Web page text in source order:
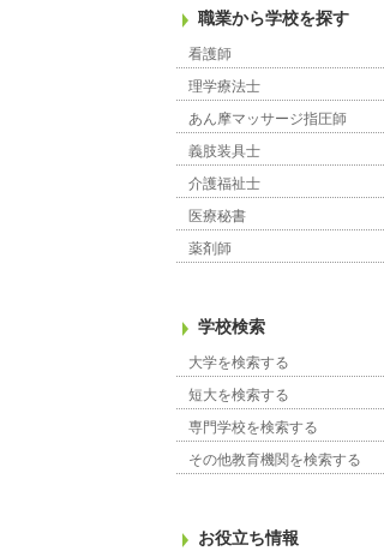
職業から学校を探す
看護師
理学療法士
あん摩マッサージ指圧師
義肢装具士
介護福祉士
医療秘書
薬剤師
学校検索
大学を検索する
短大を検索する
専門学校を検索する
その他教育機関を検索する
お役立ち情報